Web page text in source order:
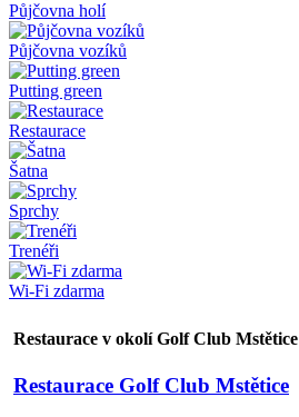
Půjčovna holí
Půjčovna vozíků
Putting green
Restaurace
Šatna
Sprchy
Trenéři
Wi-Fi zdarma
Restaurace v okolí Golf Club Mstětice
Restaurace Golf Club Mstětice